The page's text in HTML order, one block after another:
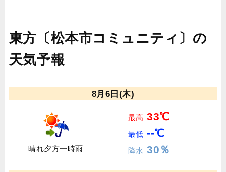
東方〔松本市コミュニティ〕の
天気予報
8月6日(木)
晴れ夕方一時雨
最高 33℃
最低 --℃
降水 30％